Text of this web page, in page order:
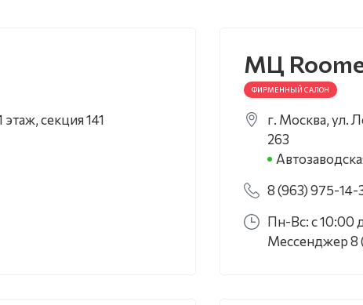
секция 141
МЦ
ФИРМЕННЫЙ САЛОН
г. Москва, ул.
263
8 (963) 975-14-
Пн-Вс: с 10:00
Мессенджер 8